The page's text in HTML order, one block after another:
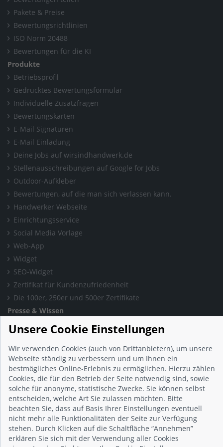
Pakete & Preise
Bewertungsrichtlinien
ISO Norm 20488
Bewertungen für die KI
Produkte
Betriebsprofil
Gedrucktes Bewertungsformular
Individuelle Zusatzfragen
Bewertungskarten
E-Mail Signaturen
E-Mail Einladung
Deine Jobs auf wirsindhandwerk.de
Stellenausschreibungen auf Google for Jobs
Outdoor-Aufkleber
Bewertungen, auf die man sich verlassen kann.
Handwerker Webseite
Einrichtungsservice
Social Media Vorlage
Web-App
Widget
SEO-Widget
Zertifikat für Kundenzufriedenheit
Die 100er, 250er und 500er Zertifikate
Presse & Wissen
Presse und Informationen
Häufig gestellte Fragen (FAQ)
Studie: Digitalisierungsbarometer
Initiative gegen Fake-Bewertungen
Kunden Informationen
Beratungsgespräch vereinbaren
Impressum
Datenschutz
AGB
Unsere Cookie Einstellungen
Wir verwenden Cookies (auch von Drittanbietern), um unsere
Webseite ständig zu verbessern und um Ihnen ein
bestmögliches Online-Erlebnis zu ermöglichen. Hierzu zählen
Cookies, die für den Betrieb der Seite notwendig sind, sowie
solche für anonyme, statistische Zwecke. Sie können selbst
entscheiden, welche Art Sie zulassen möchten. Bitte
beachten Sie, dass auf Basis Ihrer Einstellungen eventuell
nicht mehr alle Funktionalitäten der Seite zur Verfügung
stehen. Durch Klicken auf die Schaltfläche “Annehmen”
erklären Sie sich mit der Verwendung aller Cookies